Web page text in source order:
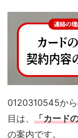
0120310545か
目は、 「カード
の案内です。